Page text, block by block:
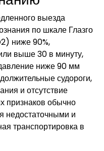
выезда
по шкале Глазго
ниже 90%,
выше 30 в минуту,
ниже 90 мм
судороги,
и отсутствие
признаков обычно
недостаточными и
транспортировка в